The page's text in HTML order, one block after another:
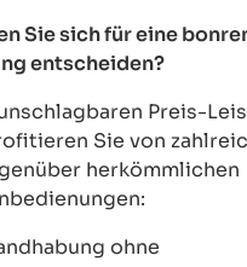
Sie sich für eine
entscheiden?
Preis-
Sie von
herkömmlichen
ohne